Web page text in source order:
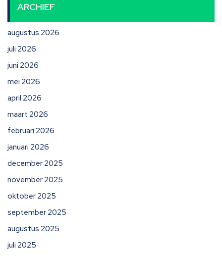
ARCHIEF
augustus 2026
juli 2026
juni 2026
mei 2026
april 2026
maart 2026
februari 2026
januari 2026
december 2025
november 2025
oktober 2025
september 2025
augustus 2025
juli 2025